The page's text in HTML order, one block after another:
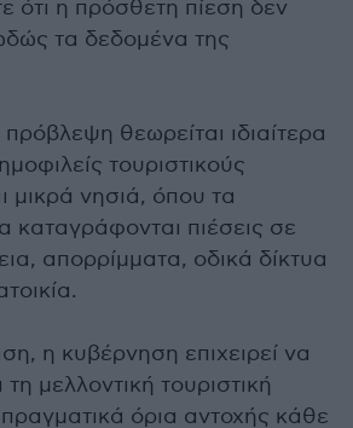
ότι η πρόσθετη πίεση δεν
τα δεδομένα της
θεωρείται ιδιαίτερα
τουριστικούς
μικρά νησιά, όπου τα
καταγράφονται πιέσεις σε
απορρίμματα, οδικά δίκτυα
η κυβέρνηση επιχειρεί να
μελλοντική τουριστική
όρια αντοχής κάθε